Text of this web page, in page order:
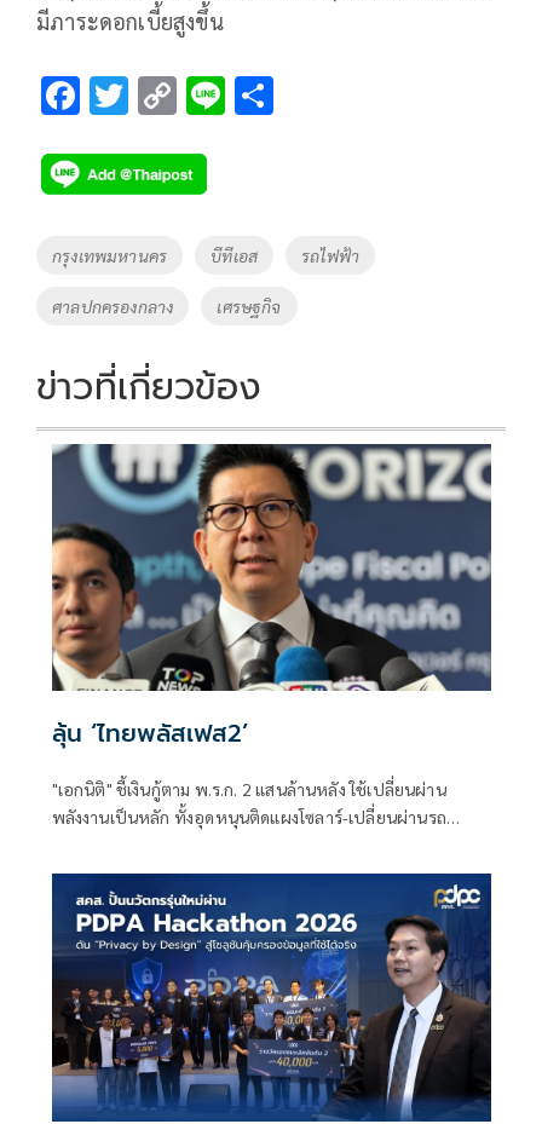
มีภาระดอกเบี้ยสูงขึ้น
F
e
b
o
o
k
T
tt
er
C
p
y
Li
Tags
กรุงเทพมหานคร บีทีเอส รถไฟฟ้า
ศาลปกครองกลาง เศรษฐกิจ
ข่าวที่เกี่ยวข้อง
ลุ้น ‘ไทยพลัสเฟส2’
"เอกนิติ" ชี้เงินกู้ตาม พ.ร.ก. 2 แสนล้านหลัง ใช้เปลี่ยนผ่าน
พลังงานเป็นหลัก ทั้งอุดหนุนติดแผงโซลาร์-เปลี่ยนผ่านรถ
พร้อมให้ใช้กับไทยเที่ยวไทยพลัส ส่วนไทยช่วยไทยพลัส เฟส 2
รอประเมินความเหมาะสม นายกฯ เผยจะพยายาม